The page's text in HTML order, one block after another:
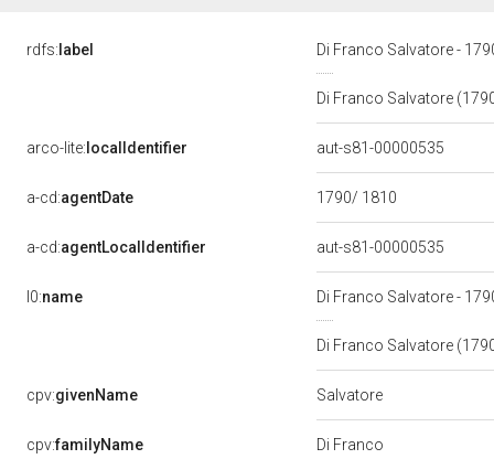
rdfs: label Di Franco Salvatore -
Di Franco Salvatore
arco-lite: localIdentifier aut-s81-00000535
a-cd:agentDate 1790/ 1810
a-cd:agentLocalIdentifier aut-s81-00000535
l0:name Di Franco Salvatore -
Di Franco Salvatore
cpv:givenName Salvatore
cpv:familyName Di Franco